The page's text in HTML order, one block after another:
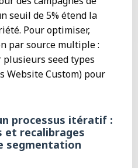
seuil de 5% étend la
Pour optimiser,
par source multiple :
seed types
Website Custom) pour
processus itératif :
recalibrages
segmentation